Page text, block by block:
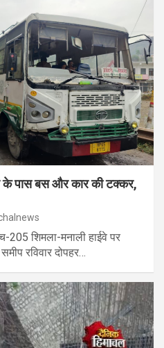
के पास बस और कार की टक्कर,
205 शिमला-मनाली हाईवे पर
रविवार दोपहर…